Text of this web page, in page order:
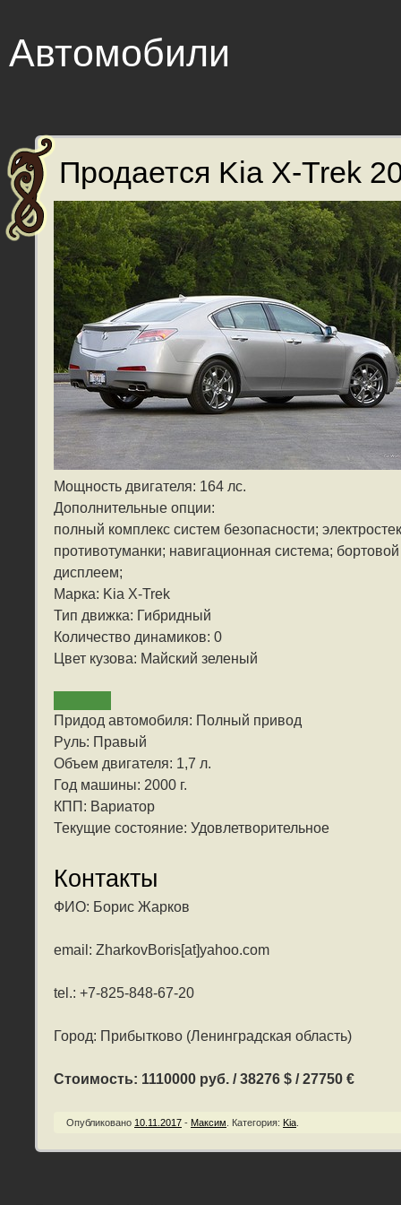
Автомобили
Продается Kia X-Trek
Мощность двигателя: 164 лс.
Дополнительные опции:
полный комплекс систем безопасности;
противотуманки; навигационная система;
дисплеем;
Марка: Kia X-Trek
Тип движка: Гибридный
Количество динамиков: 0
Цвет кузова: Майский зеленый
Придод автомобиля: Полный привод
Руль: Правый
Объем двигателя: 1,7 л.
Год машины: 2000 г.
КПП: Вариатор
Текущие состояние: Удовлетворительное
Контакты
ФИО: Борис Жарков
email: ZharkovBoris[at]yahoo.com
tel.: +7-825-848-67-20
Город: Прибытково (Ленинградская область)
Стоимость: 1110000 руб. / 38276 $ / 27750 €
Опубликовано 10.11.2017 - Максим Категория: Kia